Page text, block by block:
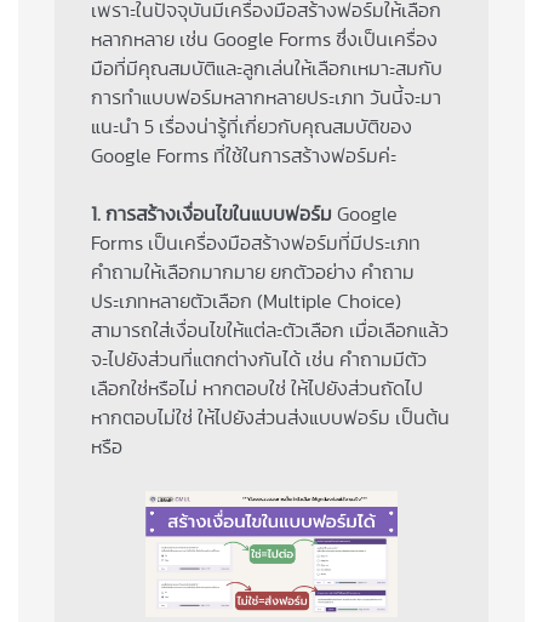
เพราะในปัจจุบันมีเครื่องมือสร้างฟอร์มให้เลือก
หลากหลาย เช่น Google Forms ซึ่งเป็นเครื่อง
มือที่มีคุณสมบัติและลูกเล่นให้เลือกเหมาะสมกับ
การทำแบบฟอร์มหลากหลายประเภท วันนี้จะมา
แนะนำ 5 เรื่องน่ารู้ที่เกี่ยวกับคุณสมบัติของ
Google Forms ที่ใช้ในการสร้างฟอร์มค่ะ
1. การสร้างเงื่อนไขในแบบฟอร์ม Google
Forms เป็นเครื่องมือสร้างฟอร์มที่มีประเภท
คำถามให้เลือกมากมาย ยกตัวอย่าง คำถาม
ประเภทหลายตัวเลือก (Multiple Choice)
สามารถใส่เงื่อนไขให้แต่ละตัวเลือก เมื่อเลือกแล้ว
จะไปยังส่วนที่แตกต่างกันได้ เช่น คำถามมีตัว
เลือกใช่หรือไม่ หากตอบใช่ ให้ไปยังส่วนถัดไป
หากตอบไม่ใช่ ให้ไปยังส่วนส่งแบบฟอร์ม เป็นต้น
หรือ